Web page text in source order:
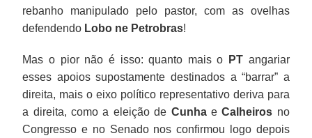
rebanho manipulado pelo pastor, com as ovelhas
defendendo Lobo ne Petrobras!
Mas o pior não é isso: quanto mais o PTangariar
esses apoios supostamente destinados a “barrar” a
direita, mais o eixo político representativo deriva para
a direita, como a eleição de CunhaeCalheiros no
Congresso e no Senado nos confirmou logo depois